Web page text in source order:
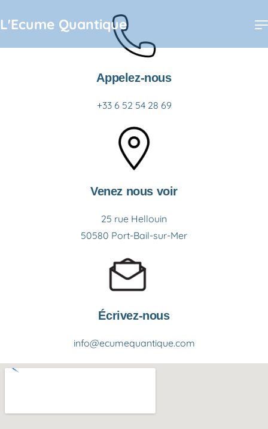
L'Ecume Quantique
Appelez-nous
+33 6 52 54 28 69
Venez nous voir
25 rue Hellouin
50580 Port-Bail-sur-Mer
Écrivez-nous
info@ecumequantique.com